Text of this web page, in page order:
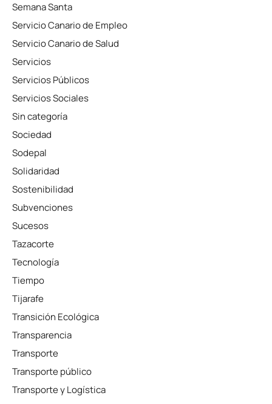
Semana Santa
Servicio Canario de Empleo
Servicio Canario de Salud
Servicios
Servicios Públicos
Servicios Sociales
Sin categoría
Sociedad
Sodepal
Solidaridad
Sostenibilidad
Subvenciones
Sucesos
Tazacorte
Tecnología
Tiempo
Tijarafe
Transición Ecológica
Transparencia
Transporte
Transporte público
Transporte y Logística